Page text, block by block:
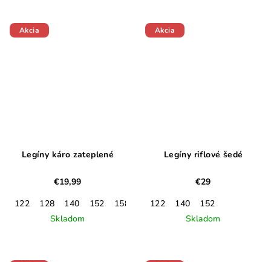
Akcia
Legíny káro zateplené
€19,99
122
128 140 152
158
Skladom
Akcia
Legíny riflové šedé
€29
122
140
152
Skladom